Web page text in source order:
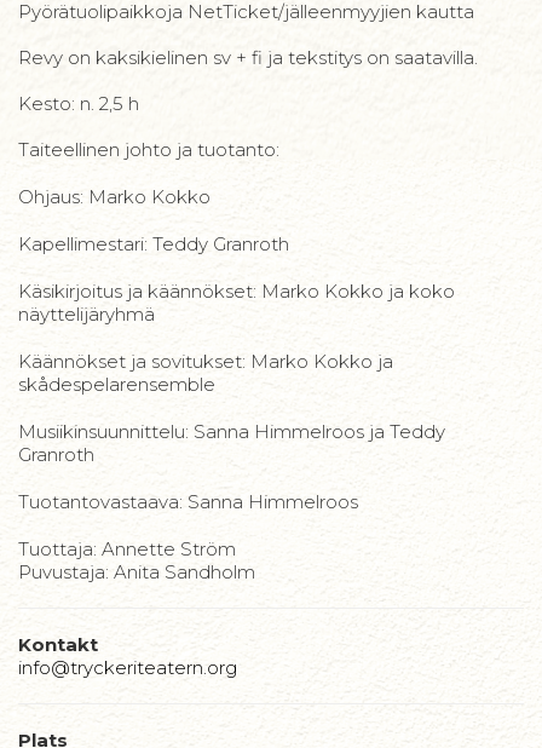
Pyörätuolipaikkoja NetTicket/jälleenmyyjien kautta
Revy on kaksikielinen sv + fi ja tekstitys on saatavilla.
Kesto: n. 2,5 h
Taiteellinen johto ja tuotanto:
Ohjaus: Marko Kokko
Kapellimestari: Teddy Granroth
Käsikirjoitus ja käännökset: Marko Kokko ja koko
näyttelijäryhmä
Käännökset ja sovitukset: Marko Kokko ja
skådespelarensemble
Musiikinsuunnittelu: Sanna Himmelroos ja Teddy
Granroth
Tuotantovastaava: Sanna Himmelroos
Tuottaja: Annette Ström
Puvustaja: Anita Sandholm
Kontakt
info@tryckeriteatern.org
Plats